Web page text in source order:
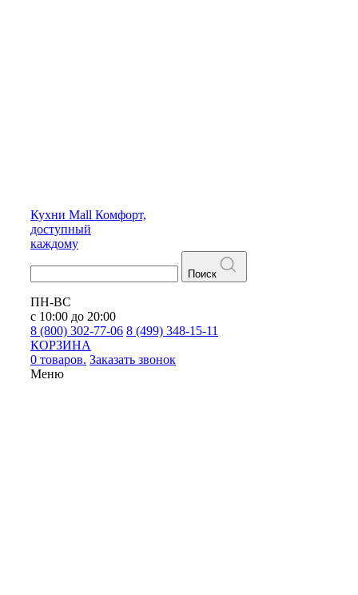
Кухни Mall Комфорт,
доступный
каждому
Поиск
ПН-ВС
с 10:00 до 20:00
8 (800) 302-77-06 8 (499) 348-15-11
КОРЗИНА
0 товаров. Заказать звонок
Меню